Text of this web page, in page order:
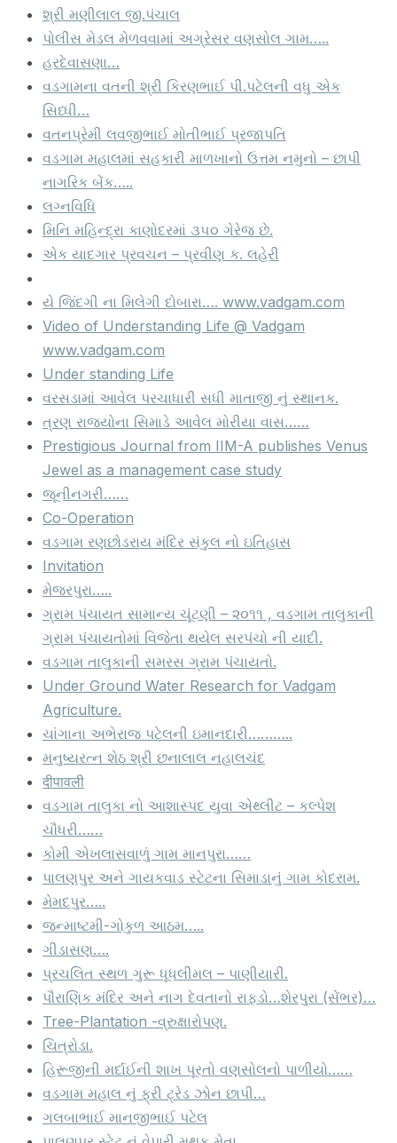
શ્રી મણીલાલ જી.પંચાલ
પોલીસ મેડલ મેળવવામાં અગ્રેસર વણસોલ ગામ…..
હરદેવાસણા…
વડગામના વતની શ્રી કિરણભાઈ પી.પટેલની વધુ એક
સિધ્ધી…
વતનપ્રેમી લવજીભાઈ મોતીભાઈ પ્રજાપતિ
વડગામ મહાલમાં સહકારી માળખાનો ઉત્તમ નમુનો – છાપી
નાગરિક બેંક…..
લગ્નવિધિ
મિનિ મહિન્દ્રા કાણોદરમાં ૩૫૦ ગેરેજ છે.
એક યાદગાર પ્રવચન – પ્રવીણ ક. લહેરી
યે જિંદગી ના મિલેગી દોબારા…. www.vadgam.com
Video of Understanding Life @ Vadgam
www.vadgam.com
Under standing Life
વરસડામાં આવેલ પરચાધારી સધી માતાજી નું સ્થાનક.
ત્રણ રાજ્યોના સિમાડે આવેલ મોરીયા વાસ……
Prestigious Journal from IIM-A publishes Venus
Jewel as a management case study
જૂનીનગરી……
Co-Operation
વડગામ રણછોડરાય મંદિર સંકુલ નો ઇતિહાસ
Invitation
મેજરપુરા…..
ગ્રામ પંચાયત સામાન્ય ચૂંટણી – ૨૦૧૧ , વડગામ તાલુકાની
ગ્રામ પંચાયતોમાં વિજેતા થયેલ સરપંચો ની યાદી.
વડગામ તાલુકાની સમરસ ગ્રામ પંચાયતો.
Under Ground Water Research for Vadgam
Agriculture.
ચાંગાના અભેરાજ પટેલની ઇમાનદારી………..
મનુષ્યરત્ન શેઠ શ્રી છનાલાલ નહાલચંદ
दीपावली
વડગામ તાલુકા નો આશાસ્પદ યુવા એથ્લીટ – કલ્પેશ
ચૌધરી……
કોમી એખલાસવાળું ગામ માનપુરા……
પાલણપુર અને ગાયકવાડ સ્ટેટના સિમાડાનું ગામ કોદરામ.
મેમદપુર…..
જન્માષ્ટમી-ગોકુળ આઠમ…..
ગીડાસણ….
પ્રચલિત સ્થળ ગુરૂ ધૂધલીમલ – પાણીયારી.
પૌરાણિક મંદિર અને નાગ દેવતાનો રાફડો…શેરપુરા (સેંભર)…
Tree-Plantation -વ્રુક્ષારોપણ.
ચિત્રોડા.
હિરૂજીની મર્દાઈની શાખ પૂરતો વણસોલનો પાળીયો……
વડગામ મહાલ નું ફ્રી ટ્રેડ ઝોન છાપી…
ગલબાભાઈ માનજીભાઈ પટેલ